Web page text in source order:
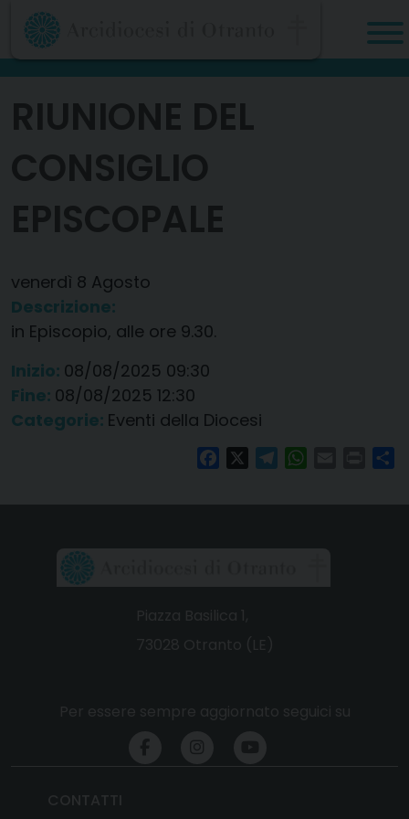
Skip
content
RIUNIONE DEL
CONSIGLIO
EPISCOPALE
venerdì 8 Agosto
Descrizione:
in Episcopio, alle ore 9.30.
Inizio: 08/08/2025 09:30
Fine: 08/08/2025 12:30
Categorie: Eventi della Diocesi
FacebookTelegramWhatsAppPrint